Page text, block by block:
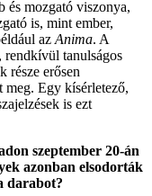
és mozgató viszonya,
is, mint ember,
az Anima. A
rendkívül tanulságos
része erősen
meg. Egy kísérletező,
is ezt
szeptember 20-án
azonban elsodorták
darabot?